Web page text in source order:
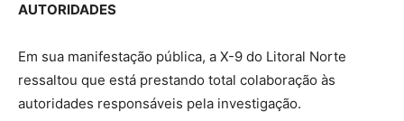
AUTORIDADES
Em sua manifestação pública, a X-9 do Litoral Norte
ressaltou que está prestando total colaboração às
autoridades responsáveis pela investigação.